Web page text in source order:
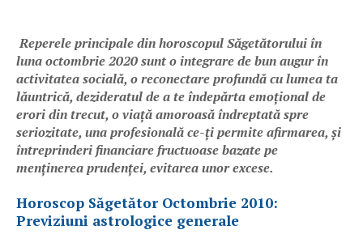
Reperele principale din horoscopul Săgetătorului în
luna octombrie 2020 sunt o integrare de bun augur în
activitatea socială, o reconectare profundă cu lumea ta
lăuntrică, dezideratul de a te îndepărta emoțional de
erori din trecut, o viață amoroasă îndreptată spre
seriozitate, una profesională ce-ți permite afirmarea, și
întreprinderi financiare fructuoase bazate pe
menținerea prudenței, evitarea unor excese.
Horoscop Săgetător Octombrie 2010:
Previziuni astrologice generale